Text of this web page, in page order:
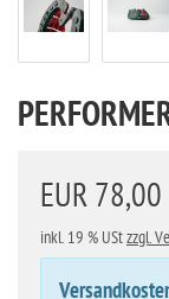
EUR 78,00
inkl. 19 % UStzzgl.